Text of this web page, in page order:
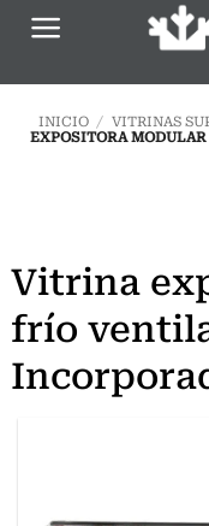
Saltar
INICIO / VITRINAS
EXPOSITORA
Vitrina
frío